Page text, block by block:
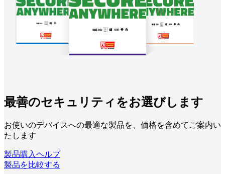
最善のセキュリティをお選びします
お使いのデバイスへの最適な製品を、価格を含めてご案内い
たします
製品購入ヘルプ
製品を比較する